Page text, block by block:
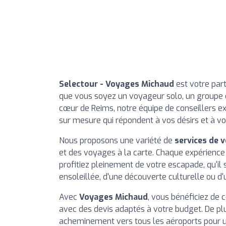
Selectour - Voyages Michaud est votre
que vous soyez un voyageur solo, un
cœur de Reims, notre équipe de conseillers
sur mesure qui répondent à vos désirs et à
Nous proposons une variété de services de
et des voyages à la carte. Chaque
profitiez pleinement de votre escapade, qu'il
ensoleillée, d'une découverte culturelle ou
AvecVoyages Michaud, vous bénéficiez de
avec des devis adaptés à votre budget. De
acheminement vers tous les aéroports pour